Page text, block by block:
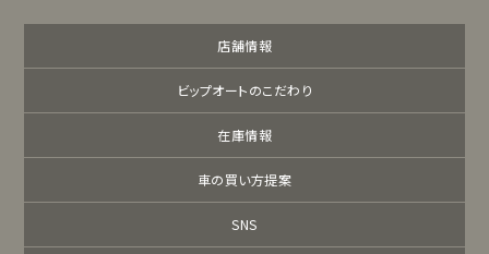
店舗情報
ビップオートのこだわり
在庫情報
車の買い方提案
SNS